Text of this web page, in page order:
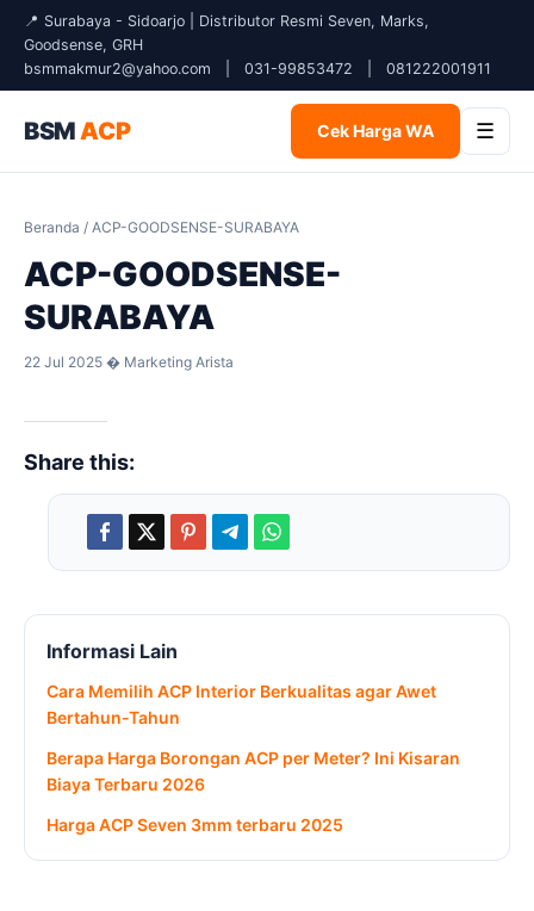
📍 Surabaya - Sidoarjo | Distributor Resmi Seven, Marks,
Goodsense, GRH
bsmmakmur2@yahoo.com
031-99853472 081222001911
BSMACP Cek Harga WA ☰
Beranda / ACP-GOODSENSE-SURABAYA
ACP-GOODSENSE-
SURABAYA
22 Jul 2025 � Marketing Arista
Share this:
Informasi Lain
Cara Memilih ACP Interior Berkualitas agar Awet
Bertahun-Tahun
Berapa Harga Borongan ACP per Meter? Ini Kisaran
Biaya Terbaru 2026
Harga ACP Seven 3mm terbaru 2025